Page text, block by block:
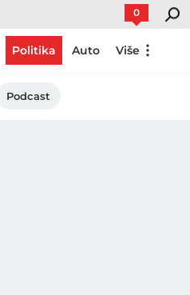
0
Politika Auto Više
Podcast